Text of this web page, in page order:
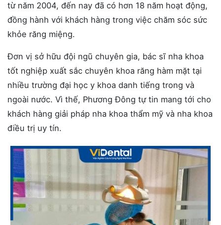
từ năm 2004, đến nay đã có hơn 18 năm hoạt động,
đồng hành với khách hàng trong việc chăm sóc sức
khỏe răng miệng.
Đơn vị sở hữu đội ngũ chuyên gia, bác sĩ nha khoa
tốt nghiệp xuất sắc chuyên khoa răng hàm mặt tại
nhiều trường đại học y khoa danh tiếng trong và
ngoài nước. Vì thế, Phương Đông tự tin mang tới cho
khách hàng giải pháp nha khoa thẩm mỹ và nha khoa
điều trị uy tín.